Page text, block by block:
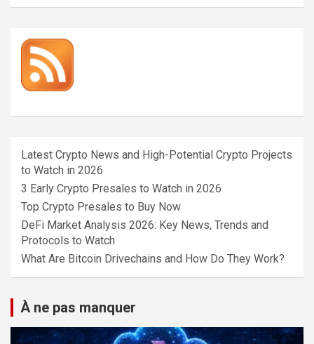
Latest Crypto News and High-Potential Crypto Projects
to Watch in 2026
3 Early Crypto Presales to Watch in 2026
Top Crypto Presales to Buy Now
DeFi Market Analysis 2026: Key News, Trends and
Protocols to Watch
What Are Bitcoin Drivechains and How Do They Work?
À ne pas manquer